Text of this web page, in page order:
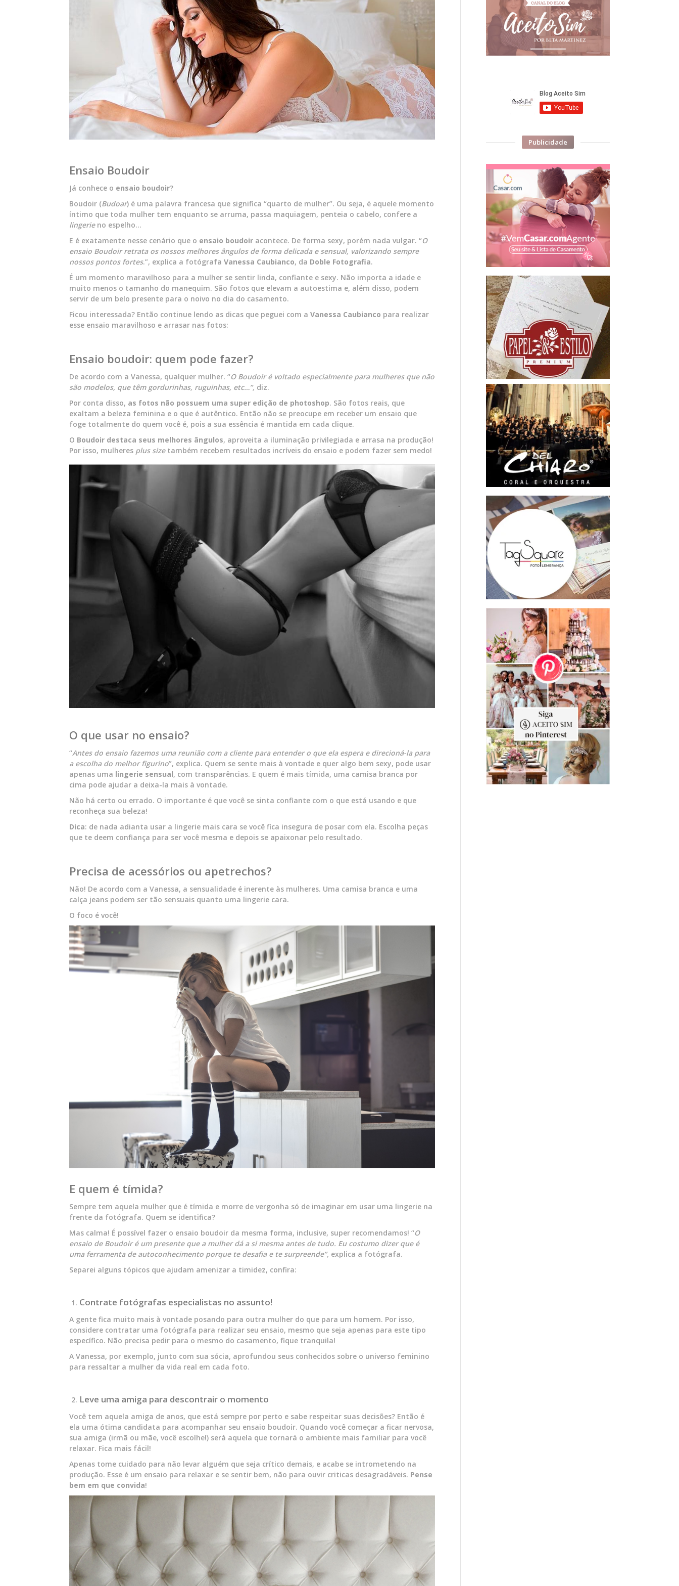
Ensaio Boudoir
Já conhece o ensaio boudoir?
Boudoir (Budoar) é uma palavra francesa que significa “quarto de mulher”. Ou seja, é aquele momento
íntimo que toda mulher tem enquanto se arruma, passa maquiagem, penteia o cabelo, confere a
lingerieno espelho…
E é exatamente nesse cenário que o ensaio boudoir acontece. De forma sexy, porém nada vulgar. “O
ensaio Boudoir retrata os nossos melhores ângulos de forma delicada e sensual, valorizando sempre
nossos pontos fortes.”, explica a fotógrafa Vanessa Caubianco, da Doble Fotografia.
É um momento maravilhoso para a mulher se sentir linda, confiante e sexy. Não importa a idade e
muito menos o tamanho do manequim. São fotos que elevam a autoestima e, além disso, podem
servir de um belo presente para o noivo no dia do casamento.
Ficou interessada? Então continue lendo as dicas que peguei com a Vanessa Caubianco para realizar
esse ensaio maravilhoso e arrasar nas fotos:
Ensaio boudoir: quem pode fazer?
De acordo com a Vanessa, qualquer mulher. “O Boudoir é voltado especialmente para mulheres que não
são modelos, que têm gordurinhas, ruguinhas, etc…”, diz.
Por conta disso, as fotos não possuem uma super edição de photoshop. São fotos reais, que
exaltam a beleza feminina e o que é autêntico. Então não se preocupe em receber um ensaio que
foge totalmente do quem você é, pois a sua essência é mantida em cada clique.
O Boudoir destaca seus melhores ângulos, aproveita a iluminação privilegiada e arrasa na produção!
Por isso, mulheres plus sizetambém recebem resultados incríveis do ensaio e podem fazer sem medo!
O que usar no ensaio?
“Antes do ensaio fazemos uma reunião com a cliente para entender o que ela espera e direcioná-la para
a escolha do melhor figurino”, explica. Quem se sente mais à vontade e quer algo bem sexy, pode usar
apenas uma lingerie sensual, com transparências. E quem é mais tímida, uma camisa branca por
cima pode ajudar a deixa-la mais à vontade.
Não há certo ou errado. O importante é que você se sinta confiante com o que está usando e que
reconheça sua beleza!
Dica: de nada adianta usar a lingerie mais cara se você fica insegura de posar com ela. Escolha peças
que te deem confiança para ser você mesma e depois se apaixonar pelo resultado.
Precisa de acessórios ou apetrechos?
Não! De acordo com a Vanessa, a sensualidade é inerente às mulheres. Uma camisa branca e uma
calça jeans podem ser tão sensuais quanto uma lingerie cara.
O foco é você!
E quem é tímida?
Sempre tem aquela mulher que é tímida e morre de vergonha só de imaginar em usar uma lingerie na
frente da fotógrafa. Quem se identifica?
Mas calma! É possível fazer o ensaio boudoir da mesma forma, inclusive, super recomendamos! “O
ensaio de Boudoir é um presente que a mulher dá a si mesma antes de tudo. Eu costumo dizer que é
uma ferramenta de autoconhecimento porque te desafia e te surpreende”, explica a fotógrafa.
Separei alguns tópicos que ajudam amenizar a timidez, confira:
Contrate fotógrafas especialistas no assunto!
A gente fica muito mais à vontade posando para outra mulher do que para um homem. Por isso,
considere contratar uma fotógrafa para realizar seu ensaio, mesmo que seja apenas para este tipo
específico. Não precisa pedir para o mesmo do casamento, fique tranquila!
A Vanessa, por exemplo, junto com sua sócia, aprofundou seus conhecidos sobre o universo feminino
para ressaltar a mulher da vida real em cada foto.
Leve uma amiga para descontrair o momento
Você tem aquela amiga de anos, que está sempre por perto e sabe respeitar suas decisões? Então é
ela uma ótima candidata para acompanhar seu ensaio boudoir. Quando você começar a ficar nervosa,
sua amiga (irmã ou mãe, você escolhe!) será aquela que tornará o ambiente mais familiar para você
relaxar. Fica mais fácil!
Apenas tome cuidado para não levar alguém que seja crítico demais, e acabe se intrometendo na
produção. Esse é um ensaio para relaxar e se sentir bem, não para ouvir criticas desagradáveis. Pense
bem em que convida!
Publicidade